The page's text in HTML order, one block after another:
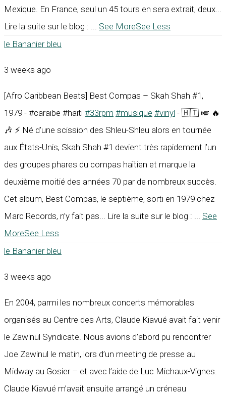
Mexique. En France, seul un 45 tours en sera extrait, deux...
Lire la suite sur le blog :
See MoreSee Less
le Bananier bleu
3 weeks ago
[Afro Caribbean Beats] Best Compas – Skah Shah #1,
1979 - #caraïbe #haïti #33rpm #musique #vinyl - 🇭🇹 🎺 🔥
🎶 ⚡ Né d’une scission des Shleu-Shleu alors en tournée
aux États-Unis, Skah Shah #1 devient très rapidement l’un
des groupes phares du compas haïtien et marque la
deuxième moitié des années 70 par de nombreux succès.
Cet album, Best Compas, le septième, sorti en 1979 chez
Marc Records, n’y fait pas... Lire la suite sur le blog :
See
MoreSee Less
le Bananier bleu
3 weeks ago
En 2004, parmi les nombreux concerts mémorables
organisés au Centre des Arts, Claude Kiavué avait fait venir
le Zawinul Syndicate. Nous avions d’abord pu rencontrer
Joe Zawinul le matin, lors d’un meeting de presse au
Midway au Gosier – et avec l’aide de Luc Michaux-Vignes.
Claude Kiavué m’avait ensuite arrangé un créneau